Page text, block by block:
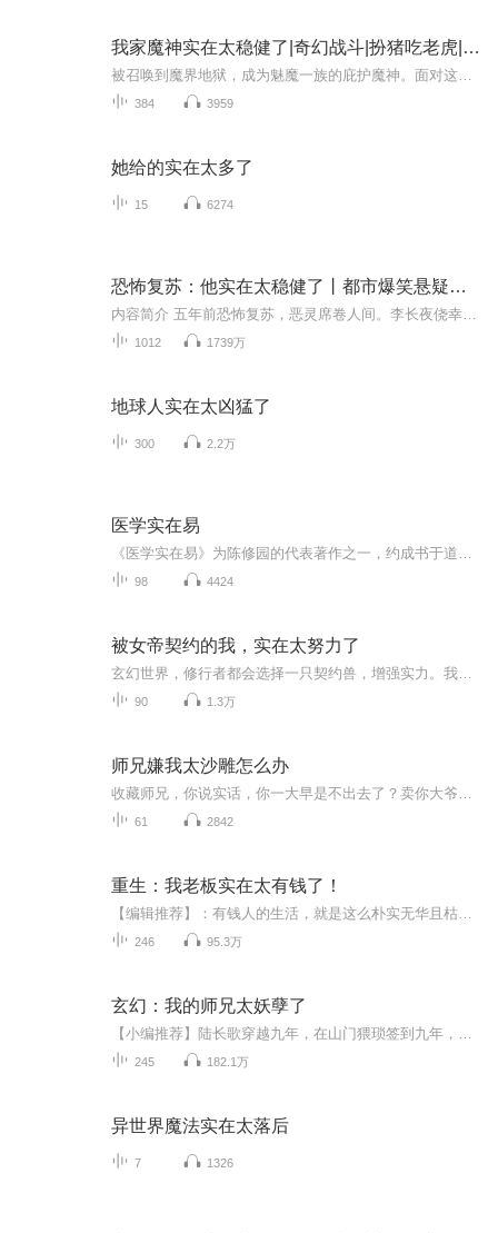
我家魔神实在太稳健了|奇幻战斗|扮猪吃老虎|搞笑|多播|【DNF系统】
384 3959
她给的实在太多了
15 6274
恐怖复苏：他实在太稳健了丨都市爆笑悬疑丨沐阳剧社丨多人有声剧
1012 1739万
地球人实在太凶猛了
300 2.2万
医学实在易
98 4424
被女帝契约的我，实在太努力了
90 1.3万
师兄嫌我太沙雕怎么办
61 2842
重生：我老板实在太有钱了！
246 95.3万
玄幻：我的师兄太妖孽了
245 182.1万
异世界魔法实在太落后
7 1326